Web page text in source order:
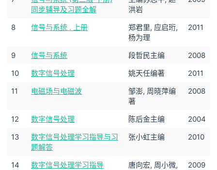
同步辅导及习题全解
洪岩
8 信号与系统 . 上册
郑君里, 应启珩,
杨为理
2011
9 信号与系统 段哲民主编
2008
10
数字信号处理 姚天任编著
2011
11
电磁场与电磁波
邹澎, 周晓萍编
著
2008
12 数字信号处理 陈后金主编
2004
13
数字信号处理学习指导与习
题解答
张小虹主编 2010
14 数字信号处理学习指导
唐向宏, 周小微,
2009